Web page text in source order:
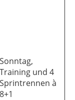
Sonntag,
Training und 4
Sprintrennen à
8+1